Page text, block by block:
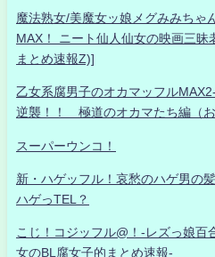
魔法熟女/美魔女ッ娘メグみみちゃ
MAX！ ニート仙人仙女の映画三昧
まとめ速報Z)]
乙女系腐男子のオカマッフル
逆襲！！ 極道のオカマたち編（お
スーパーウンコ！
新・ハゲッフル！哀愁のハゲ男の
ハゲっTEL？
こじ！コジッフル@！-レズっ娘百
女のBL腐女子的まとめ速報-